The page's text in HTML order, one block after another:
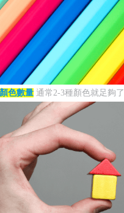
色數量通常2-3種顏色就足夠了